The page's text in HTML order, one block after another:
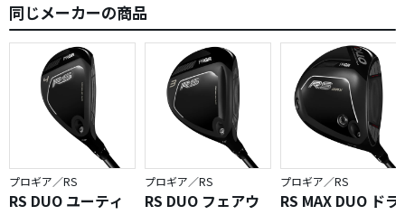
同じメーカーの商品
プロギア／RS
RS DUO ユーティ
プロギア／RS
RS DUO フェアウ
プロギア／RS
RS MAX DUO ドラ